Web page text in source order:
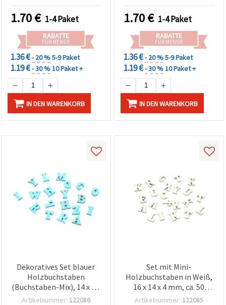
1.70€ 1-4 Paket
RABATTE
FÜR MENGE
1.36 €- 20 %5-9 Paket
1.19 €- 30 %10 Paket +
IN DEN WARENKORB
Kartenbasteln
1.70€ 1-4 Paket
RABATTE
FÜR MENGE
1.36 €- 20 %5-9 Paket
1.19 €- 30 %10 Paket +
IN DEN WARENKORB
Dekoratives Set blauer
Holzbuchstaben
(Buchstaben-Mix), 14 x 4 x
3,5 mm, ca. 50 Stk. – für
Artikelnummer: 122086
Set mit Mini-
Holzbuchstaben in Weiß,
16 x 14 x 4 mm, ca. 50
Stück, gemischt – für
Artikelnummer: 122085